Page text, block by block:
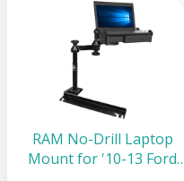
RAM No-Drill Laptop
Mount for '10-13 Ford